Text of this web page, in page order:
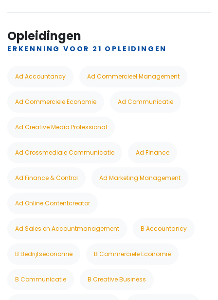
Opleidingen
ERKENNING VOOR 21 OPLEIDINGEN
Ad Accountancy Ad Commercieel Management
Ad Commerciele Economie Ad Communicatie
Ad Creative Media Professional
Ad Crossmediale Communicatie Ad Finance
Ad Finance & Control Ad Marketing Management
Ad Online Contentcreator
Ad Sales en Accountmanagement B Accountancy
B Bedrijfseconomie B Commerciele Economie
B Communicatie B Creative Business